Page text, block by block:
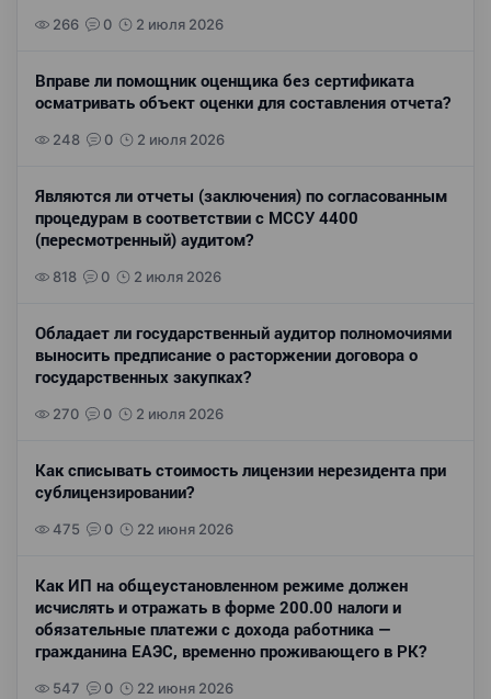
266 0 2 июля 2026
Вправе ли помощник оценщика без сертификата
осматривать объект оценки для составления отчета?
248 0 2 июля 2026
Являются ли отчеты (заключения) по согласованным
процедурам в соответствии с МССУ 4400
(пересмотренный) аудитом?
818 0 2 июля 2026
Обладает ли государственный аудитор полномочиями
выносить предписание о расторжении договора о
государственных закупках?
270 0 2 июля 2026
Как списывать стоимость лицензии нерезидента при
сублицензировании?
475 0 22 июня 2026
Как ИП на общеустановленном режиме должен
исчислять и отражать в форме 200.00 налоги и
обязательные платежи с дохода работника —
гражданина ЕАЭС, временно проживающего в РК?
547 0 22 июня 2026